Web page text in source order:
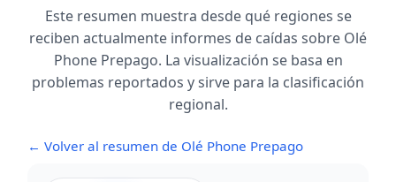
Este resumen muestra desde qué regiones se
reciben actualmente informes de caídas sobre Olé
Phone Prepago. La visualización se basa en
problemas reportados y sirve para la clasificación
regional.
← Volver al resumen de Olé Phone Prepago